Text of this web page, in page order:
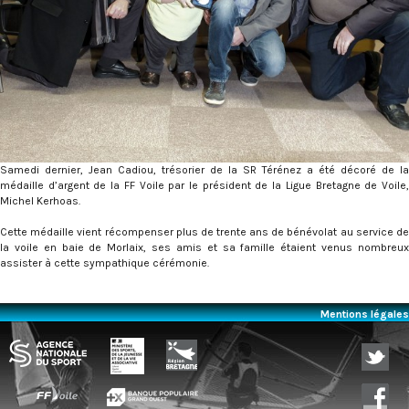
Samedi dernier, Jean Cadiou, trésorier de la SR Térénez a été décoré de la
médaille d’argent de la FF Voile par le président de la Ligue Bretagne de Voile,
Michel Kerhoas.
Cette médaille vient récompenser plus de trente ans de bénévolat au service de
la voile en baie de Morlaix, ses amis et sa famille étaient venus nombreux
assister à cette sympathique cérémonie.
Mentions légales